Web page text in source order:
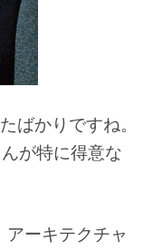
ばかりですね。
が特に得意な
ーキテクチャ